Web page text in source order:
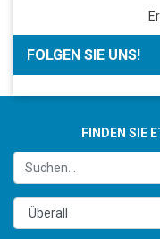
FOLGEN SIE UNS!
FINDEN SIE